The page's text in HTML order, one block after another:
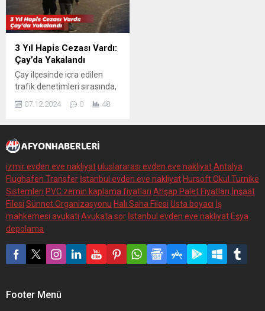
3 Yıl Hapis Cezası Vardı:
Çay’da Yakalandı
Çay ilçesinde icra edilen
trafik denetimleri sırasında,
suçundan 3 yıl 9 ay
07.12.2024 0 48
izmir evden eve nakliyatuluslararası evden eve nakliyatAntalya
Flughafen Transfer İstanbul evden eve nakliyatHursoft Okul Turnike
Sistemleri PVC zemin kaplama fiyatları Ahşap Palet Fiyatları İnşaat
Filesi Sünnet Organizasyonu Halı Saha Filesi Usta boyacı İş
mahkemesi avukatı Avukata sor İstanbul evden eve nakliyatEşya
depolama
Footer Menü